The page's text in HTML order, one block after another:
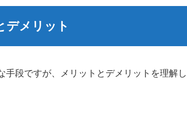
デメリット
手段ですが、メリットとデメリットを理解